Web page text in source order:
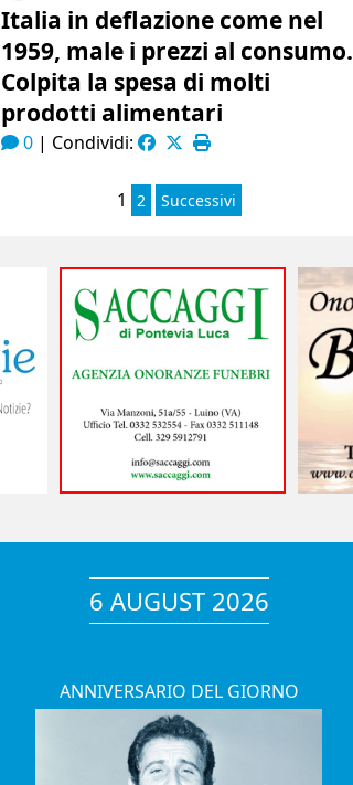
Italia in deflazione come nel
1959, male i prezzi al consumo.
Colpita la spesa di molti
prodotti alimentari
0 | Condividi:
1 2 Successivi
6 AUGUST 2026
ANNIVERSARIO DEL GIORNO